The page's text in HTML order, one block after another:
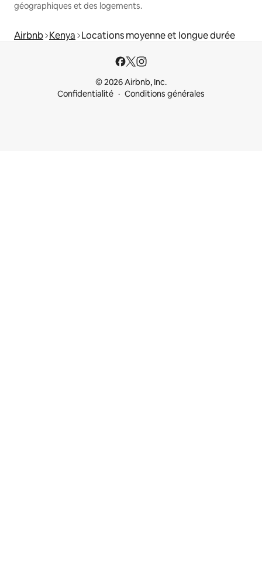
géographiques et des logements.
Airbnb Kenya Locations moyenne et longue durée
© 2026 Airbnb, Inc.
Confidentialité
Conditions générales